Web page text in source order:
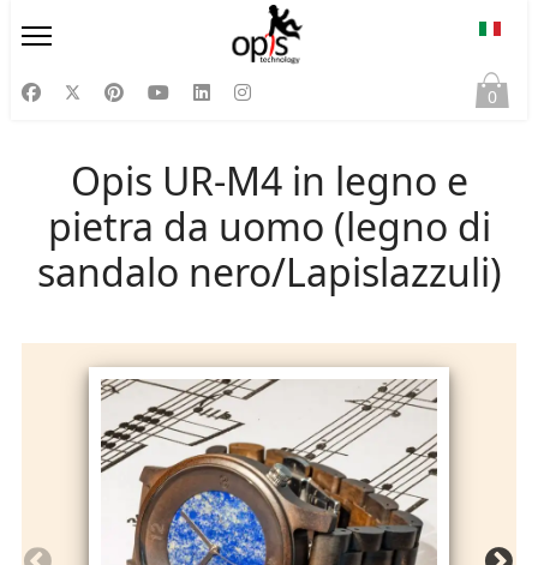
0
Opis UR-M4 in legno e
pietra da uomo (legno di
sandalo nero/Lapislazzuli)